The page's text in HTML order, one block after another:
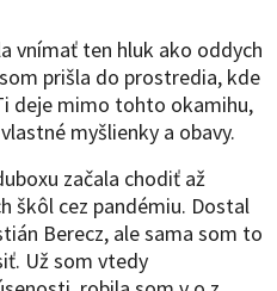
ten hluk ako oddych
prišla do prostredia, kde
deje mimo tohto okamihu,
myšlienky a obavy.
začala chodiť až
škôl cez pandémiu. Dostal
Berecz, ale sama som to
Už som vtedy